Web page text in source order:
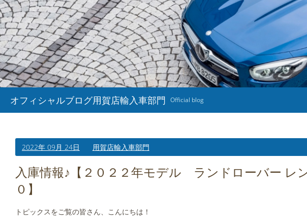
オフィシャルブログ用賀店輸入車部門 Official blog
2022年 09月 24日 用賀店輸入車部門
入庫情報♪【２０２２年モデル ランドローバー レ
０】
トピックスをご覧の皆さん、こんにちは！